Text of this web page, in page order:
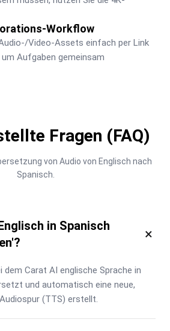
Workflow
Video-Assets einfach per Link
Aufgaben gemeinsam
Fragen (FAQ)
von Audio von Englisch nach
Spanisch.
in Spanisch
×
dem Carat AI englische Sprache in
und automatisch eine neue,
(TTS) erstellt.